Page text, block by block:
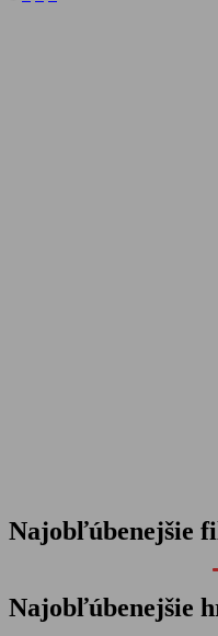
Najobľúbenejšie
Najobľúbenejšie